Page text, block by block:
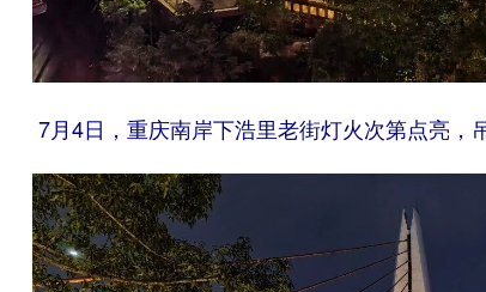
7月4日，重庆南岸下浩里老街灯火次第点亮，